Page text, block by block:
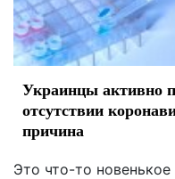
Украинцы активно
отсутствии
причина
Это что-то новенькое